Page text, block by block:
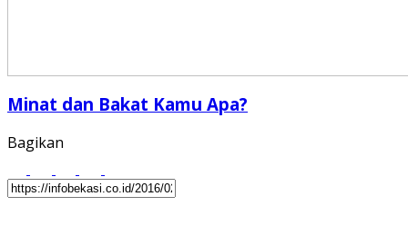
Minat dan Bakat Kamu Apa?
Bagikan